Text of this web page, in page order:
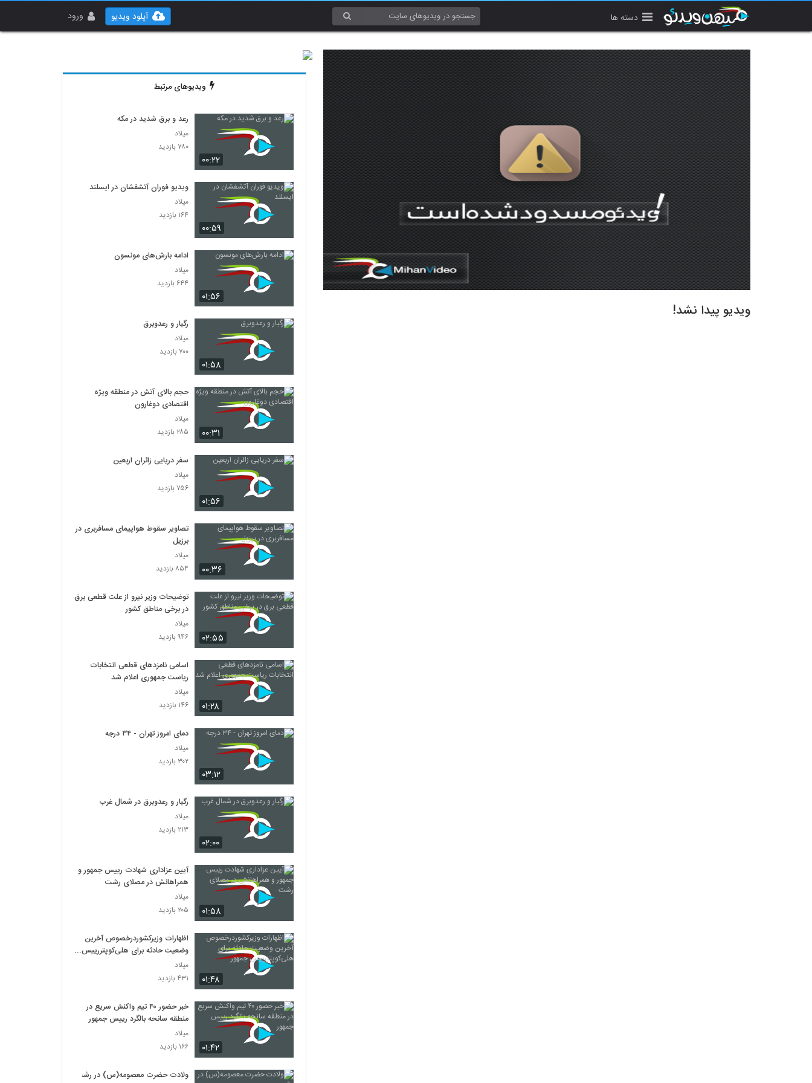
دسته ها ورود آپلود ویدیو
ویدیو پیدا نشد!
ویدیوهای مرتبط
۰۰:۲۲
رعد و برق شدید در مکه
میلاد
۷۸۰ بازدید
۰۰:۵۹
ویدیو فوران آتشفشان در ایسلند
میلاد
۱۶۴ بازدید
۰۱:۵۶
ادامه بارش‌های مونسون
میلاد
۶۴۴ بازدید
۰۱:۵۸
رگبار و رعدوبرق
میلاد
۷۰۰ بازدید
۰۰:۳۱
حجم بالای آتش در منطقه ویژه
اقتصادی دوغارون
میلاد
۲۸۵ بازدید
۰۱:۵۶
سفر دریایی زائران اربعین
میلاد
۷۵۶ بازدید
۰۰:۳۶
تصاویر سقوط هواپیمای مسافربری در
برزیل
میلاد
۸۵۴ بازدید
۰۲:۵۵
توضیحات وزیر نیرو از علت قطعی برق
در برخی مناطق کشور
میلاد
۹۴۶ بازدید
۰۱:۲۸
اسامی نامزدهای قطعی انتخابات
ریاست جمهوری اعلام شد
میلاد
۱۴۶ بازدید
۰۳:۱۲
دمای امروز تهران - ۳۴ درجه
میلاد
۳۰۲ بازدید
۰۲:۰۰
رگبار و رعدوبرق در شمال غرب
میلاد
۲۱۳ بازدید
۰۱:۵۸
آیین عزاداری شهادت رییس جمهور و
همراهانش در مصلای رشت
میلاد
۲۰۵ بازدید
۰۱:۴۸
اظهارات وزیرکشوردرخصوص آخرین
وضعیت حادثه برای هلی‌کوپتررییس
جمهور
میلاد
۴۳۱ بازدید
۰۱:۴۲
خبر حضور ۴۰ تیم واکنش سریع در
منطقه سانحه بالگرد رییس جمهور
میلاد
۱۶۶ بازدید
ولادت حضرت معصومه(س) در رشت